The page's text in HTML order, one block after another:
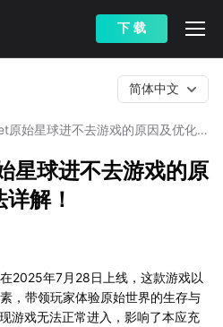
下 载
原始星球进不去游戏的原因及优化
简体中文
星球进不去游戏的原
解！
2025年7月28日上线，这款游戏以
，带领玩家体验原始世界的生存与
游戏无法正常进入，影响了本应充